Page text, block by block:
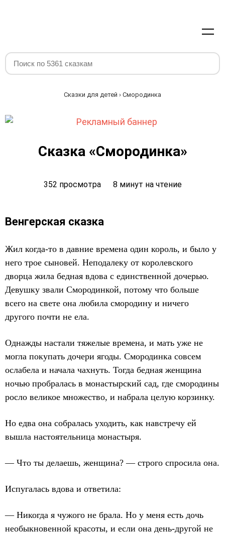
Сказки для детей › Смородинка
Сказка «Смородинка»
352 просмотра 8 минут на чтение
Венгерская сказка
Жил когда-то в давние времена один король, и было у
него трое сыновей. Неподалеку от королевского
дворца жила бедная вдова с единственной дочерью.
Девушку звали Смородинкой, потому что больше
всего на свете она любила смородину и ничего
другого почти не ела.
Однажды настали тяжелые времена, и мать уже не
могла покупать дочери ягоды. Смородинка совсем
ослабела и начала чахнуть. Тогда бедная женщина
ночью пробралась в монастырский сад, где смородины
росло великое множество, и набрала целую корзинку.
Но едва она собралась уходить, как навстречу ей
вышла настоятельница монастыря.
— Что ты делаешь, женщина? — строго спросила она.
Испугалась вдова и ответила:
— Никогда я чужого не брала. Но у меня есть дочь
необыкновенной красоты, и если она день-другой не